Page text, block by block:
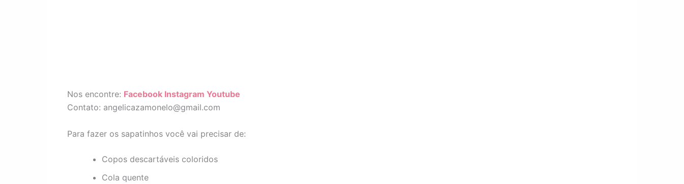
Nos encontre: Facebook Instagram Youtube
Contato: angelicazamonelo@gmail.com
Para fazer os sapatinhos você vai precisar de:
Copos descartáveis coloridos
Cola quente